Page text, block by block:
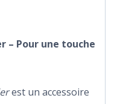
– Pour une touche
est un accessoire